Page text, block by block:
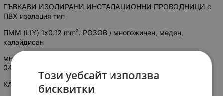
ГЪВКАВИ ИЗОЛИРАНИ ИНСТАЛАЦИОННИ ПРОВОДНИЦИ с
ПВХ изолация тип
ПММ (LIY) 1x0.12 mm². РОЗОВ / многожичен, меден,
калайдисан
многожичен, меден, калайдисан в съответствие с OH
0469020-90
КАБЕЛ ПММ
Този уебсайт използва
бисквитки